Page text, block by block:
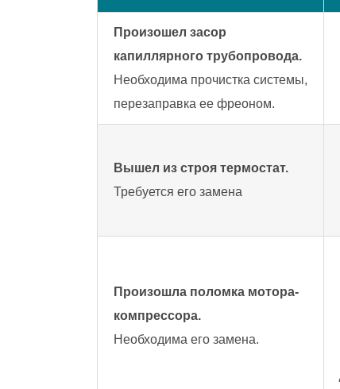
Произошел засор
капиллярного трубопровода.
Необходима прочистка системы,
перезаправка ее фреоном.
Вышел из строя термостат.
Требуется его замена
Произошла поломка мотора-
компрессора.
Необходима его замена.